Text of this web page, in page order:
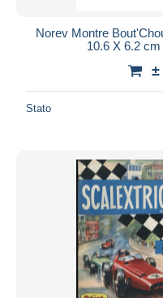
Chiude fra
Prezzo
Spedizione gratuita
Metodi di pagamento
PayPal
Bonifico
Visa
Mastercard
Norev Montre
10.6 X 6.2
±
Stato